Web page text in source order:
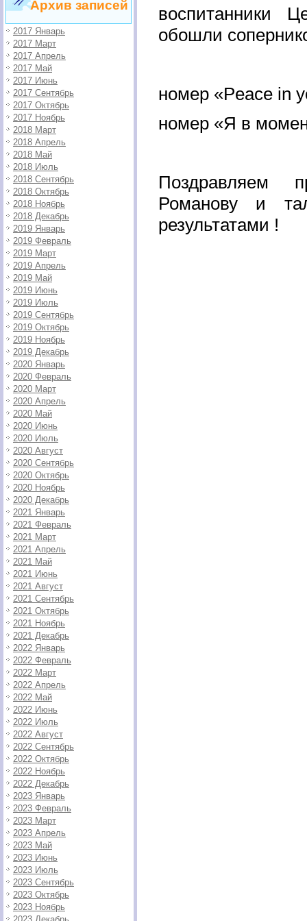
Архив записей
2017 Январь
2017 Март
2017 Апрель
2017 Май
2017 Июнь
2017 Сентябрь
2017 Октябрь
2017 Ноябрь
2018 Март
2018 Апрель
2018 Май
2018 Июль
2018 Сентябрь
2018 Октябрь
2018 Ноябрь
2018 Декабрь
2019 Январь
2019 Февраль
2019 Март
2019 Апрель
2019 Май
2019 Июнь
2019 Июль
2019 Сентябрь
2019 Октябрь
2019 Ноябрь
2019 Декабрь
2020 Январь
2020 Февраль
2020 Март
2020 Апрель
2020 Май
2020 Июнь
2020 Июль
2020 Август
2020 Сентябрь
2020 Октябрь
2020 Ноябрь
2020 Декабрь
2021 Январь
2021 Февраль
2021 Март
2021 Апрель
2021 Май
2021 Июнь
2021 Август
2021 Сентябрь
2021 Октябрь
2021 Ноябрь
2021 Декабрь
2022 Январь
2022 Февраль
2022 Март
2022 Апрель
2022 Май
2022 Июнь
2022 Июль
2022 Август
2022 Сентябрь
2022 Октябрь
2022 Ноябрь
2022 Декабрь
2023 Январь
2023 Февраль
2023 Март
2023 Апрель
2023 Май
2023 Июнь
2023 Июль
2023 Сентябрь
2023 Октябрь
2023 Ноябрь
воспитанники
обошли
номер «Peace in
номер «Я в
Поздравляем
Романову и
результатами !